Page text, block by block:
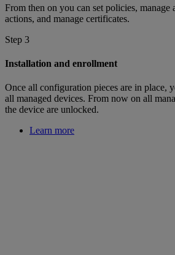
From then on you can set policies, manage
actions, and manage certificates.
Step 3
Installation and enrollment
Once all configuration pieces are in place,
all managed devices. From now on all
the device are unlocked.
Learn more